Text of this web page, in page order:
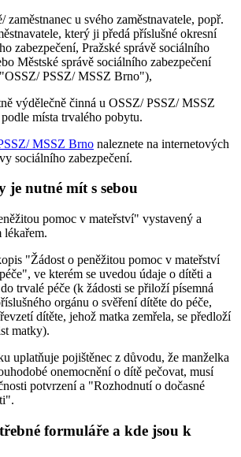
zaměstnanec u svého zaměstnavatele, popř.
který ji předá příslušné okresní
zabezpečení, Pražské správě sociálního
Městské správě sociálního zabezpečení
PSSZ/ MSSZ Brno"),
výdělečně činná u OSSZ/ PSSZ/ MSSZ
místa trvalého pobytu.
MSSZ Brno naleznete na internetových
sociálního zabezpečení.
je nutné mít s sebou
pomoc v mateřství" vystavený a
lékařem.
"Žádost o peněžitou pomoc v mateřství
ve kterém se uvedou údaje o dítěti a
trvalé péče (k žádosti se přiloží písemná
orgánu o svěření dítěte do péče,
dítěte, jehož matka zemřela, se předloží
matky).
uplatňuje pojištěnec z důvodu, že manželka
onemocnění o dítě pečovat, musí
potvrzení a "Rozhodnutí o dočasné
formuláře a kde jsou k